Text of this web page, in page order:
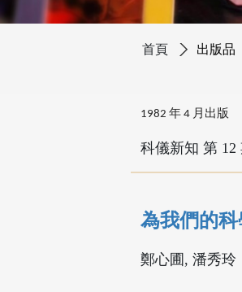
首頁 出版品
1982 年 4 月出版
科儀新知 第 12
為我們的
鄭心圃, 潘秀玲